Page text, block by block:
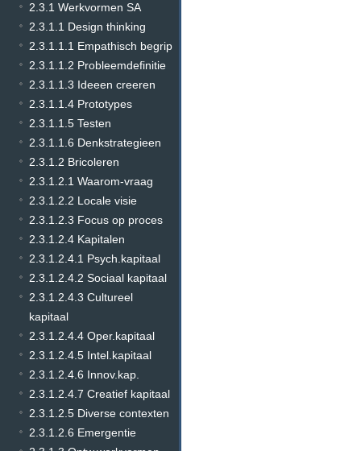
2.3.1 Werkvormen SA
2.3.1.1 Design thinking
2.3.1.1.1 Empathisch begrip
2.3.1.1.2 Probleemdefinitie
2.3.1.1.3 Ideeen creeren
2.3.1.1.4 Prototypes
2.3.1.1.5 Testen
2.3.1.1.6 Denkstrategieen
2.3.1.2 Bricoleren
2.3.1.2.1 Waarom-vraag
2.3.1.2.2 Locale visie
2.3.1.2.3 Focus op proces
2.3.1.2.4 Kapitalen
2.3.1.2.4.1 Psych.kapitaal
2.3.1.2.4.2 Sociaal kapitaal
2.3.1.2.4.3 Cultureel
kapitaal
2.3.1.2.4.4 Oper.kapitaal
2.3.1.2.4.5 Intel.kapitaal
2.3.1.2.4.6 Innov.kap.
2.3.1.2.4.7 Creatief kapitaal
2.3.1.2.5 Diverse contexten
2.3.1.2.6 Emergentie